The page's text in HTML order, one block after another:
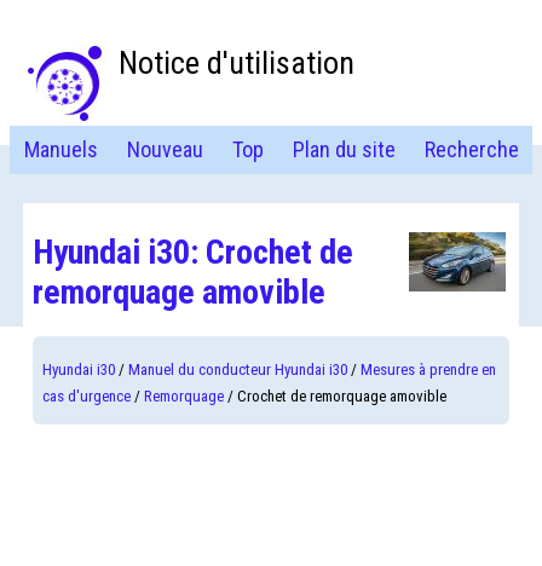
Notice d'utilisation
Manuels Nouveau Top Plan du site Recherche
Hyundai i30: Crochet de
remorquage amovible
Hyundai i30 /Manuel du conducteur Hyundai i30 /Mesures à prendre en
cas d'urgence /Remorquage / Crochet de remorquage amovible